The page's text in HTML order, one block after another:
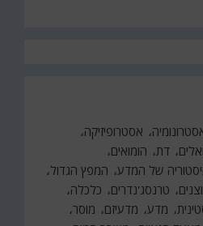
אסטרופיזיקה
דת הומואים
של המדע המפץ הגדול
טרנסג'נדרים
כלכלה
מדע מדעיזם
מוסר